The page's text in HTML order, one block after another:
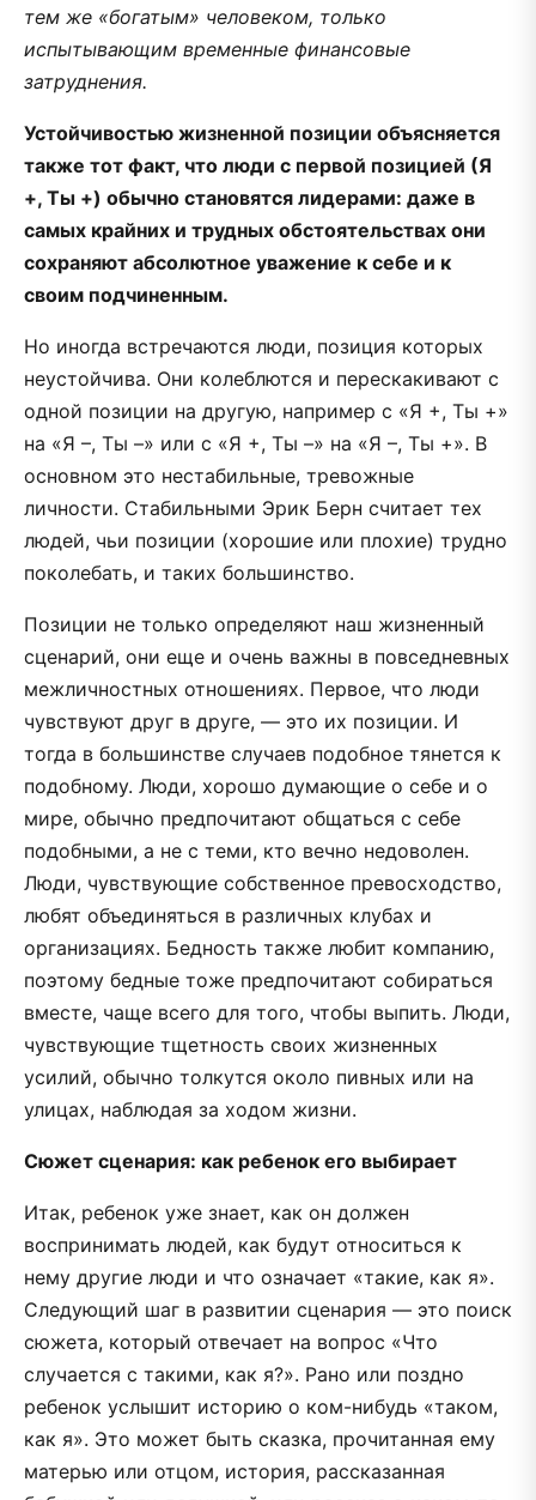
тем же «богатым» человеком, только
испытывающим временные финансовые
затруднения.
Устойчивостью жизненной позиции объясняется
также тот факт, что люди с первой позицией (Я
+, Ты +) обычно становятся лидерами: даже в
самых крайних и трудных обстоятельствах они
сохраняют абсолютное уважение к себе и к
своим подчиненным.
Hо иногда встречаются люди, позиция которых
неустойчива. Они колеблются и перескакивают с
одной позиции на другую, например с «Я +, Ты +»
на «Я –, Ты –» или с «Я +, Ты –» на «Я –, Ты +». В
основном это нестабильные, тревожные
личности. Стабильными Эрик Берн считает тех
людей, чьи позиции (хорошие или плохие) трудно
поколебать, и таких большинство.
Позиции не только определяют наш жизненный
сценарий, они еще и очень важны в повседневных
межличностных отношениях. Первое, что люди
чувствуют друг в друге, — это их позиции. И
тогда в большинстве случаев подобное тянется к
подобному. Люди, хорошо думающие о себе и о
мире, обычно предпочитают общаться с себе
подобными, а не с теми, кто вечно недоволен.
Люди, чувствующие собственное превосходство,
любят объединяться в различных клубах и
организациях. Бедность также любит компанию,
поэтому бедные тоже предпочитают собираться
вместе, чаще всего для того, чтобы выпить. Люди,
чувствующие тщетность своих жизненных
усилий, обычно толкутся около пивных или на
улицах, наблюдая за ходом жизни.
Сюжет сценария: как ребенок его выбирает
Итак, ребенок уже знает, как он должен
воспринимать людей, как будут относиться к
нему другие люди и что означает «такие, как я».
Следующий шаг в развитии сценария — это поиск
сюжета, который отвечает на вопрос «Что
случается с такими, как я?». Рано или поздно
ребенок услышит историю о ком-нибудь «таком,
как я». Это может быть сказка, прочитанная ему
матерью или отцом, история, рассказанная